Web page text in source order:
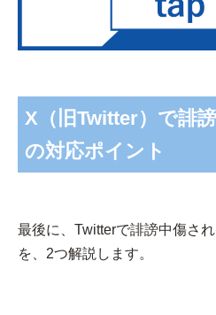
X（旧Twitter）で誹
の対応ポイント
最後に、Twitterで誹謗中傷さ
を、2つ解説します。